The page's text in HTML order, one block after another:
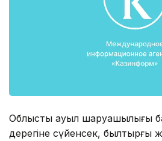
Облыстық ауыл шаруашылығы
дерегіне сүйенсек, былтырғы